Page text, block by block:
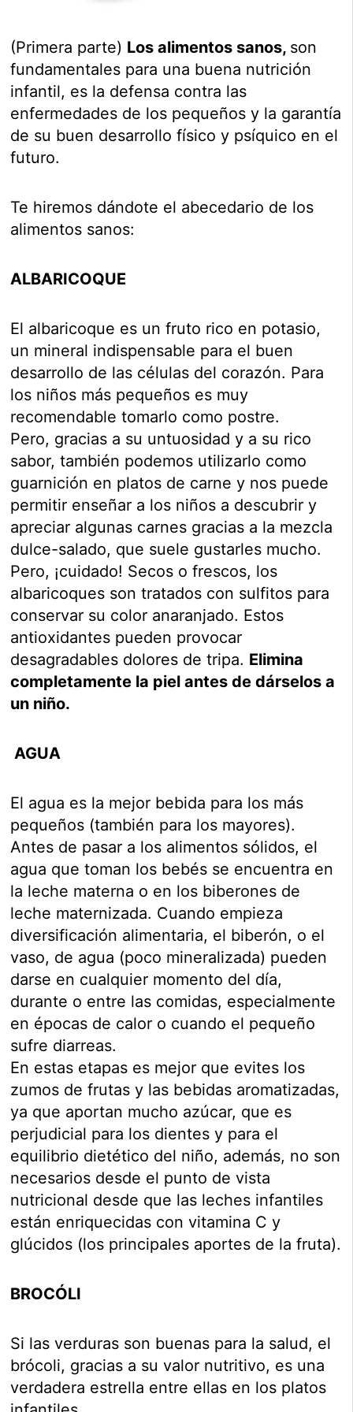
(Primera parte) Los alimentos sanos, son
fundamentales para una buena nutrición
infantil, es la defensa contra las
enfermedades de los pequeños y la garantía
de su buen desarrollo físico y psíquico en el
futuro.
Te hiremos dándote el abecedario de los
alimentos sanos:
ALBARICOQUE
El albaricoque es un fruto rico en potasio,
un mineral indispensable para el buen
desarrollo de las células del corazón. Para
los niños más pequeños es muy
recomendable tomarlo como postre.
Pero, gracias a su untuosidad y a su rico
sabor, también podemos utilizarlo como
guarnición en platos de carne y nos puede
permitir enseñar a los niños a descubrir y
apreciar algunas carnes gracias a la mezcla
dulce-salado, que suele gustarles mucho.
Pero, ¡cuidado! Secos o frescos, los
albaricoques son tratados con sulfitos para
conservar su color anaranjado. Estos
antioxidantes pueden provocar
desagradables dolores de tripa. Elimina
completamente la piel antes de dárselos a
un niño.
AGUA
El agua es la mejor bebida para los más
pequeños (también para los mayores).
Antes de pasar a los alimentos sólidos, el
agua que toman los bebés se encuentra en
la leche materna o en los biberones de
leche maternizada. Cuando empieza
diversificación alimentaria, el biberón, o el
vaso, de agua (poco mineralizada) pueden
darse en cualquier momento del día,
durante o entre las comidas, especialmente
en épocas de calor o cuando el pequeño
sufre diarreas.
En estas etapas es mejor que evites los
zumos de frutas y las bebidas aromatizadas,
ya que aportan mucho azúcar, que es
perjudicial para los dientes y para el
equilibrio dietético del niño, además, no son
necesarios desde el punto de vista
nutricional desde que las leches infantiles
están enriquecidas con vitamina C y
glúcidos (los principales aportes de la fruta).
BROCÓLI
Si las verduras son buenas para la salud, el
brócoli, gracias a su valor nutritivo, es una
verdadera estrella entre ellas en los platos